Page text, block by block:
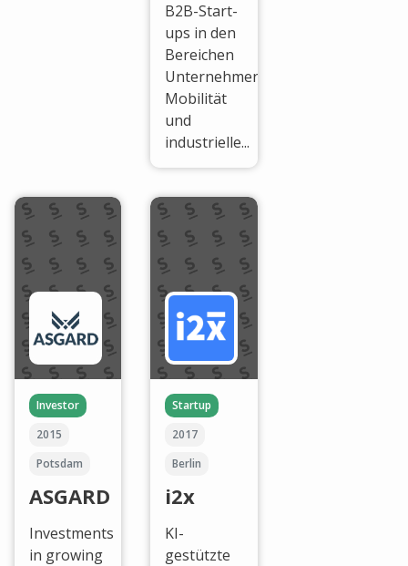
B2B-Start-
ups in den
Bereichen
Unternehmenssoftware,
Mobilität
und
industrielle...
Investor
2015
Potsdam
ASGARD
Investments
in growing
Startup
2017
Berlin
i2x
KI-
gestützte